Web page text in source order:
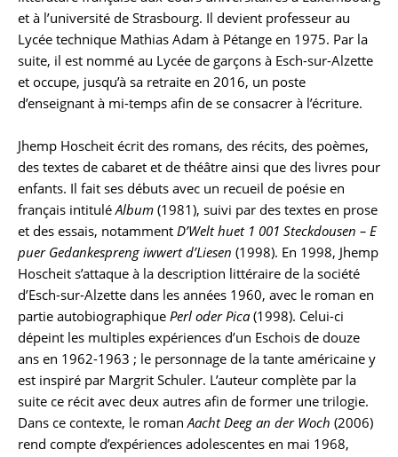
et à l’université de Strasbourg. Il devient professeur au
Lycée technique Mathias Adam à Pétange en 1975. Par la
suite, il est nommé au Lycée de garçons à Esch-sur-Alzette
et occupe, jusqu’à sa retraite en 2016, un poste
d’enseignant à mi-temps afin de se consacrer à l’écriture.
Jhemp Hoscheit écrit des romans, des récits, des poèmes,
des textes de cabaret et de théâtre ainsi que des livres pour
enfants. Il fait ses débuts avec un recueil de poésie en
français intituléAlbum (1981), suivi par des textes en prose
et des essais, notamment D’Welt huet 1 001 Steckdousen – E
puer Gedankespreng iwwert d’Liesen (1998). En 1998, Jhemp
Hoscheit s’attaque à la description littéraire de la société
d’Esch-sur-Alzette dans les années 1960, avec le roman en
partie autobiographique Perl oder Pica(1998). Celui-ci
dépeint les multiples expériences d’un Eschois de douze
ans en 1962-1963 ; le personnage de la tante américaine y
est inspiré par Margrit Schuler. L’auteur complète par la
suite ce récit avec deux autres afin de former une trilogie.
Dans ce contexte, le romanAacht Deeg an der Woch (2006)
rend compte d’expériences adolescentes en mai 1968,